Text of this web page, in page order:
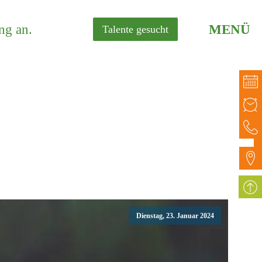
an. Talente gesucht MENÜ
Dienstag, 23. Januar 2024